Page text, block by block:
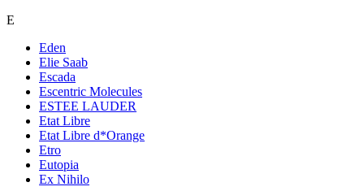
E
Eden
Elie Saab
Escada
Escentric Molecules
ESTEE LAUDER
Etat Libre
Etat Libre d*Orange
Etro
Eutopia
Ex Nihilo